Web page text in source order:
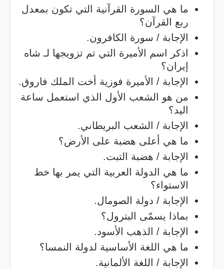
ما هي السورة القرآنية التي تكون بمعدل
ربع القرآن؟
الإجابة / سورة الكافرون.
اذكر اسم الأميرة التي تم تزويجها لـ شاه
إيران؟
الإجابة / الأميرة فوزية أخت الملك فاروق.
من هو الشعب الأول الذي استعمل ساعة
اليد؟
الإجابة / الشعب البريطاني.
ما هي أعلى هضبة على الأرض؟
الإجابة / هضبة التبت.
ما هي الدولة العربية التي يمر بها خط
الاستواء؟
الإجابة / دولة الصومال.
بماذا يسمّى البترول؟
الإجابة / الذهب الأسود.
ما هي اللغة الأساسية لدولة النمسا؟
الإجابة / اللغة الألمانية.